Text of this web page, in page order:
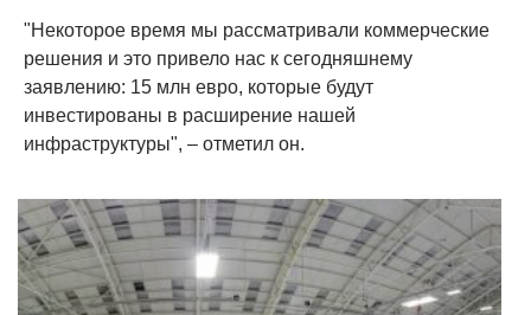
"Некоторое время мы рассматривали коммерческие
решения и это привело нас к сегодняшнему
заявлению: 15 млн евро, которые будут
инвестированы в расширение нашей
инфраструктуры", – отметил он.